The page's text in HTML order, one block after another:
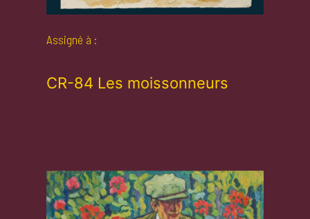
Assigné à :
CR-84 Les moissonneurs